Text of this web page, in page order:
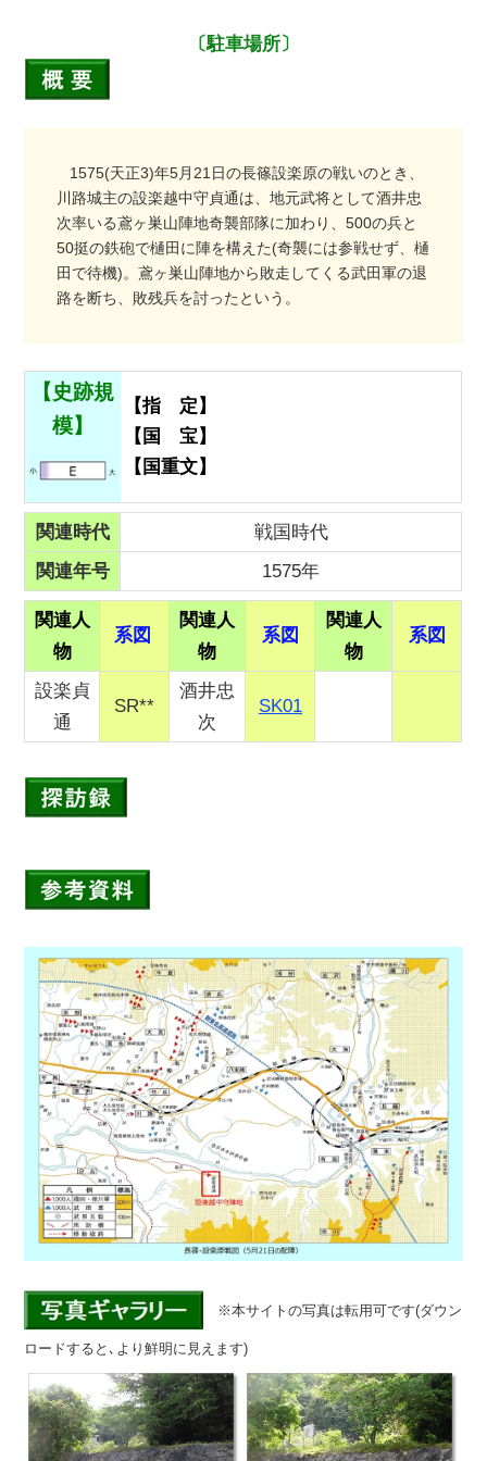
〔駐車場所〕
1575(天正3)年5月21日の長篠設楽原の戦いのとき、
川路城主の設楽越中守貞通は、地元武将として酒井忠
次率いる鳶ヶ巣山陣地奇襲部隊に加わり、500の兵と
50挺の鉄砲で樋田に陣を構えた(奇襲には参戦せず、樋
田で待機)。鳶ヶ巣山陣地から敗走してくる武田軍の退
路を断ち、敗残兵を討ったという。
【史跡規
模】
【指 定】
【国 宝】
【国重文】
関連時代
戦国時代
関連年号
1575年
関連人
物
系図
関連人
物
系図
関連人
物
系図
設楽貞
通
SR**
酒井忠
次
SK01
※本サイトの写真は転用可です(ダウン
ロードすると､より鮮明に見えます)